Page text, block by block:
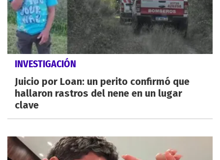
INVESTIGACIÓN
Juicio por Loan: un perito confirmó que
hallaron rastros del nene en un lugar
clave